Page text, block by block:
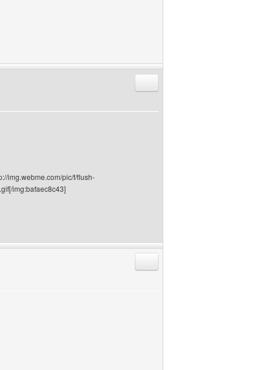
img.webme.com/pic/f/flush-
img:bafaec8c43]